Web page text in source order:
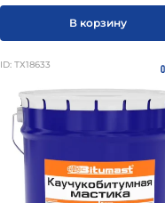
В корзину
ID: ТХ18633